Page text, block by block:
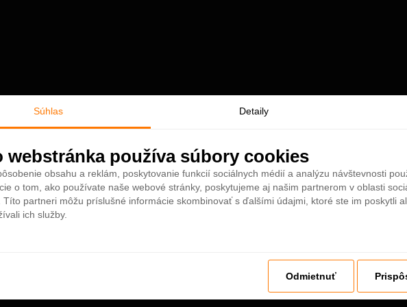
Súhlas Detaily
webstránka používa súbory cookies
obsahu a reklám, poskytovanie funkcií sociálnych médií a analýzu návštevnosti
o tom, ako používate naše webové stránky, poskytujeme aj našim partnerom v oblasti
Títo partneri môžu príslušné informácie skombinovať s ďalšími údajmi, ktoré ste im poskytli
ich služby.
Odmietnuť